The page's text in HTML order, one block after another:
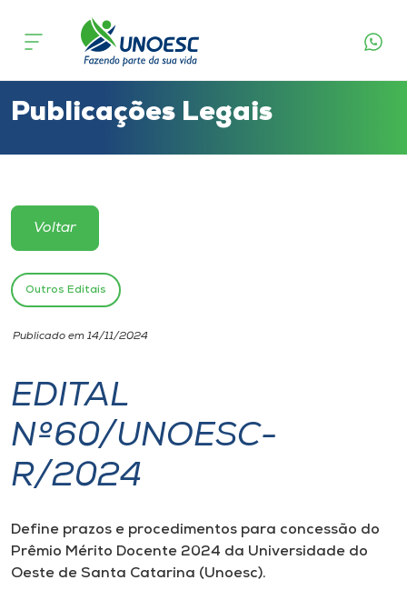
Cursos
Atendimento ao Estudante
Portal de Ensino
Unoesc
Internacionalização
I.nova
Cultura
Publicações Legais
Voltar
Outros Editais
Publicado em 14/11/2024
EDITAL
Nº60/UNOESC-
R/2024
Define prazos e procedimentos para concessão do
Prêmio Mérito Docente 2024 da Universidade do
Oeste de Santa Catarina (Unoesc).